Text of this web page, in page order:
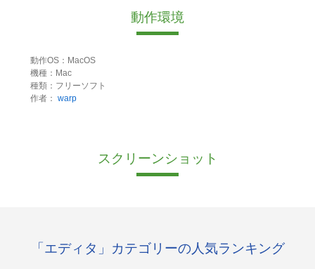
動作環境
動作OS：MacOS
機種：Mac
種類：フリーソフト
作者： warp
スクリーンショット
「エディタ」カテゴリーの人気ランキング